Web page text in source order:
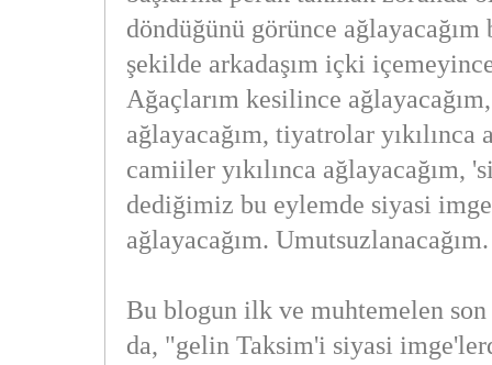
döndüğünü görünce ağlayacağım
şekilde arkadaşım içki
Ağaçlarım kesilince
ağlayacağım, tiyatrolar yıkılınca
camiiler yıkılınca ağlayacağım,
dediğimiz bu eylemde siyasi
ağlayacağım. Umutsuzlanacağım.
Bu blogun ilk ve muhtemelen
da, "gelin Taksim'i siyasi